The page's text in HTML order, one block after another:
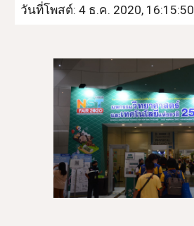
วันที่โพสต์: 4 ธ.ค. 2020, 16:15:50